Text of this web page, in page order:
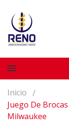
Inicio
Juego De
Milwaukee